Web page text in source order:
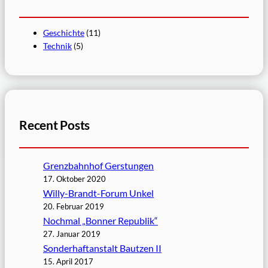
Geschichte (11)
Technik (5)
Recent Posts
Grenzbahnhof Gerstungen
17. Oktober 2020
Willy-Brandt-Forum Unkel
20. Februar 2019
Nochmal „Bonner Republik“
27. Januar 2019
Sonderhaftanstalt Bautzen II
15. April 2017